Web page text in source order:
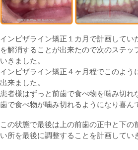
インビザライン矯正１カ月で計画してい
を解消することが出来たので次のステッ
いきました。
インビザライン矯正４ヶ月程でこのよう
出来ました。
患者様はずっと前歯で食べ物を噛み切れ
歯で食べ物が噛み切れるようになり喜ん
この状態で最後は上の前歯の正中と下の
い所を最後に調整することを計画してい